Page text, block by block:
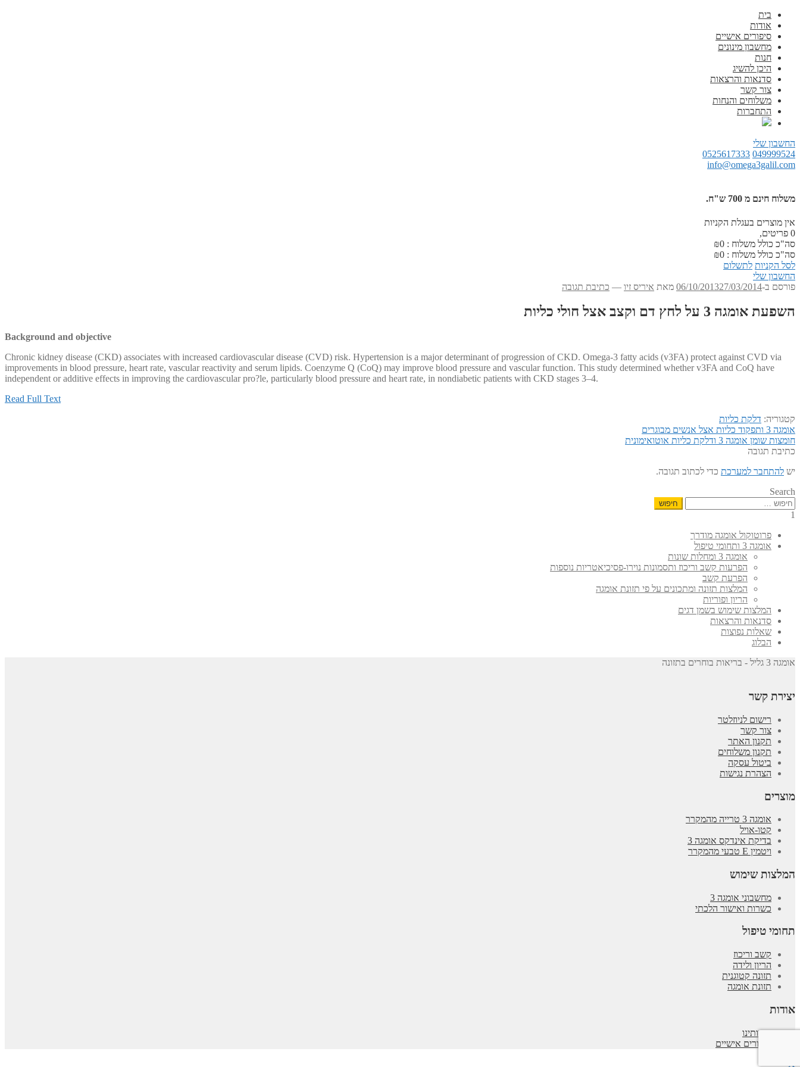
בית
אודות
סיפורים אישיים
מחשבון מינונים
חנות
היכן להשיג
סדנאות והרצאות
צור קשר
משלוחים והנחות
התחברות
החשבון שלי
049999524
0525617333
info@omega3galil.com
משלוח חינם מ 700 ש"ח.
אין מוצרים בעגלת הקניות
0 פריטים,
סה"כ כולל משלוח :
₪0
סה"כ כולל משלוח :
₪0
לסל הקניות לתשלום
החשבון שלי
פורסם ב-
06/10/201327/03/2014 מאת איריס זיו — כתיבת תגובה
השפעת אומגה 3 על לחץ דם וקצב אצל חולי כליות
Background and objective
Chronic kidney disease (CKD) associates with increased cardiovascular disease (CVD) risk. Hypertension is a major determinant of progression of CKD. Omega-3 fatty acids (v3FA) protect against CVD via
improvements in blood pressure, heart rate, vascular reactivity and serum lipids. Coenzyme Q (CoQ) may improve blood pressure and vascular function. This study determined whether v3FA and CoQ have
independent or additive effects in improving the cardiovascular pro?le, particularly blood pressure and heart rate, in nondiabetic patients with CKD stages 3–4.
Read Full Text
קטגוריה: דלקת כליות
ניווט
הפוסט
הקודם:
אומגה 3 ותפקוד כליות אצל אנשים מבוגרים
הפוסט
הבא:
חומצות שומן אומגה 3 ודלקת כליות אוטואימונית
כתיבת תגובה
יש להתחבר למערכת כדי לכתוב תגובה.
Search
חיפוש:
1
פרוטוקול אומגה מודרך
אומגה 3 ותחומי טיפול
אומגה 3 ומחלות שונות
הפרעות קשב וריכוז ותסמונות נוירו-פסיכיאטריות נוספות
הפרעת קשב
המלצות תזונה ומתכונים על פי תזונת אומגה
הריון ופוריות
המלצות שימוש בשמן דגים
סדנאות והרצאות
שאלות נפוצות
הבלוג
אומגה 3 גליל - בריאות בוחרים בתזונה
יצירת קשר
רישום לניוזלטר
צור קשר
תקנון האתר
תקנון משלוחים
ביטול עסקה
הצהרת נגישות
מוצרים
אומגה 3 טרייה מהמקרר
קטו-אויל
בדיקת אינדקס אומגה 3
ויטמין E טבעי מהמקרר
המלצות שימוש
מחשבוני אומגה 3
כשרות ואישור הלכתי
תחומי טיפול
קשב וריכוז
הריון ולידה
תזונה קטוגנית
תזונת אומגה
אודות
אודותינו
סיפורים אישיים
X